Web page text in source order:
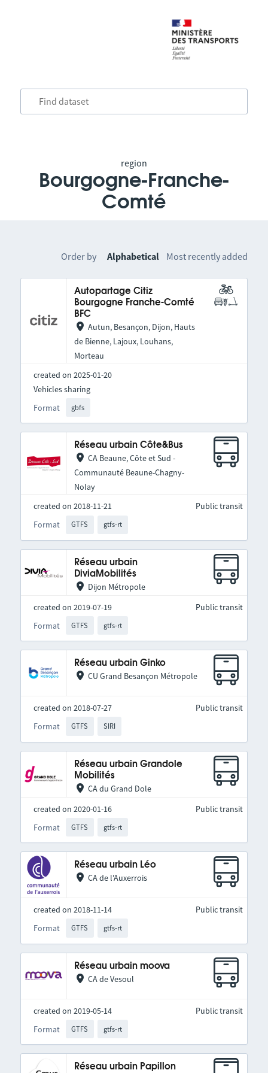
region
Bourgogne-Franche-
Comté
Order by Alphabetical Most recently added
Autopartage Citiz
Bourgogne Franche-Comté
BFC
Autun, Besançon, Dijon, Hauts
de Bienne, Lajoux, Louhans,
Morteau
created on 2025-01-20
Format gbfs
Vehicles sharing
Réseau urbain Côte&Bus
CA Beaune, Côte et Sud -
Communauté Beaune-Chagny-
Nolay
created on 2018-11-21
Format
GTFS gtfs-rt
Public transit
Réseau urbain
DiviaMobilités
Dijon Métropole
created on 2019-07-19
Format
GTFS gtfs-rt
Public transit
Réseau urbain Ginko
CU Grand Besançon Métropole
created on 2018-07-27
Format
GTFS SIRI
Public transit
Réseau urbain Grandole
Mobilités
CA du Grand Dole
created on 2020-01-16
Format
GTFS gtfs-rt
Public transit
Réseau urbain Léo
CA de l'Auxerrois
created on 2018-11-14
Format
GTFS gtfs-rt
Public transit
Réseau urbain moova
CA de Vesoul
created on 2019-05-14
Format
GTFS gtfs-rt
Public transit
Réseau urbain Papillon